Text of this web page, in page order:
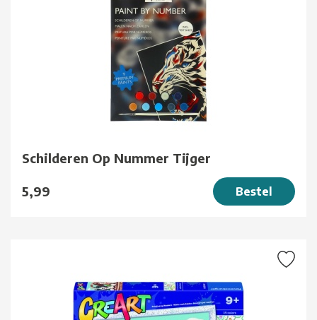
Schilderen Op Nummer Tijger
5,99 Bestel